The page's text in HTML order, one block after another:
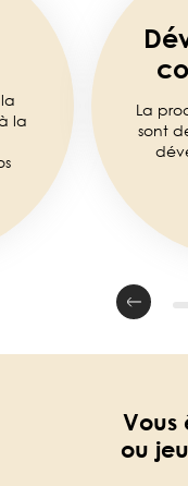
la
La
sont
Vous
ou